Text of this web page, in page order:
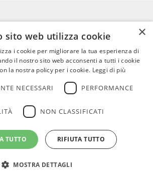
MOTTA EDITORE
– info@mottaeditore.it–
– Cap.Soc. € 1.000.000 I.V. –
REA MI 2011580
RICONOSCIMENTI PER I CLIENTI
×
sito web utilizza cookie
i cookie per migliorare la tua esperienza di
il nostro sito web acconsenti a tutti i cookie
la nostra policy per i cookie. Leggi di più
NECESSARI PERFORMANCE
NON CLASSIFICATI
TUTTO RIFIUTA TUTTO
MOSTRA DETTAGLI